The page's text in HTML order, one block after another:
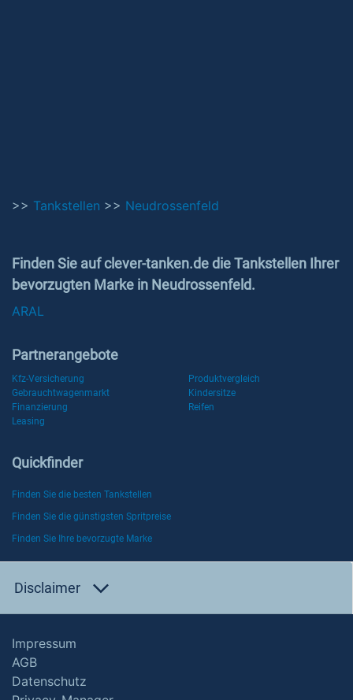
>> Tankstellen >> Neudrossenfeld
Finden Sie auf clever-tanken.de die Tankstellen Ihrer
bevorzugten Marke in Neudrossenfeld.
ARAL
Partnerangebote
Kfz-Versicherung
Produktvergleich
Gebrauchtwagenmarkt
Kindersitze
Finanzierung
Reifen
Leasing
Quickfinder
Finden Sie die besten Tankstellen
Finden Sie die günstigsten Spritpreise
Finden Sie Ihre bevorzugte Marke
Disclaimer
Impressum
AGB
Datenschutz